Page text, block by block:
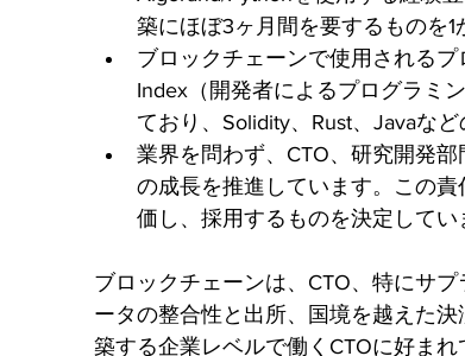
築にほぼ3ヶ月間を要するものを1
ブロックチェーンで使用される
Index（開発者によるプログラミ
ており、Solidity、Rust、Javaな
業界を問わず、CTO、研究開発
の成長を推進しています。この
価し、採用するものを決定してい
ブロックチェーンは、CTO、特にサ
ータの整合性と出所、国境を越えた
築する企業レベルで働くCTOに好まれ